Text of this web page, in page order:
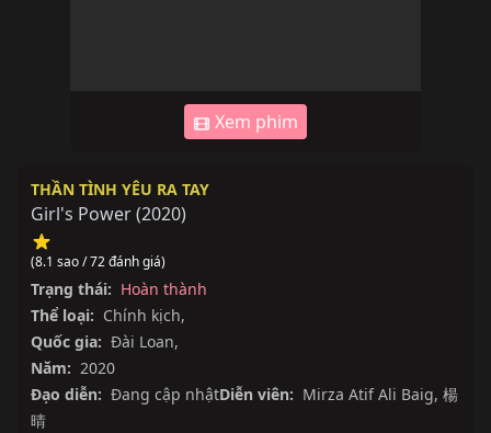
Xem phim
THẦN TÌNH YÊU RA TAY
Girl's Power(2020)
(8.1 sao / 72 đánh giá)
Trạng thái: Hoàn thành
Thể loại: Chính kịch,
Quốc gia: Đài Loan,
Năm: 2020
Đạo diễn: Đang cập nhậtDiễn viên: Mirza Atif Ali Baig, 楊
晴